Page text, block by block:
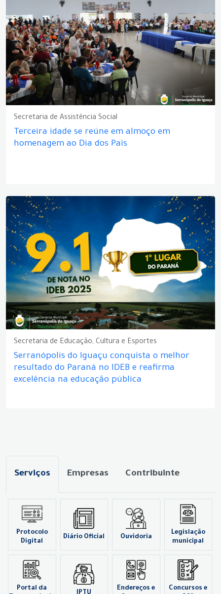
Secretaria de Assistência Social
Terceira idade se reúne em almoço em
homenagem ao Dia dos Pais
Secretaria de Educação, Cultura e Esportes
Serranópolis do Iguaçu conquista o melhor
resultado do Paraná no IDEB e reafirma
excelência na educação pública
Serviços Empresas Contribuinte
Protocolo
Digital
Diário Oficial Ouvidoria
Legislação
municipal
Portal da
Endereços e
Concursos e